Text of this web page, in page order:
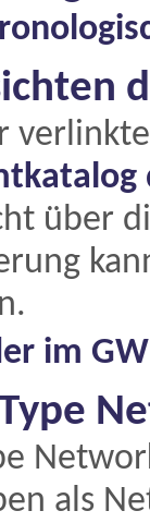
über
im
als